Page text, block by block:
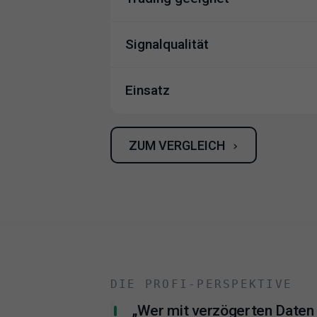
Signalqualität
Einsatz
ZUM VERGLEICH ›
DIE PROFI-PERSPEKTIVE
„Wer mit verzögerten